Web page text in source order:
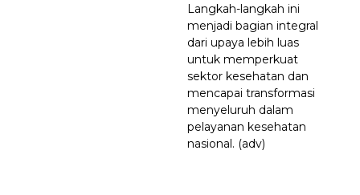
Langkah-langkah ini
menjadi bagian integral
dari upaya lebih luas
untuk memperkuat
sektor kesehatan dan
mencapai transformasi
menyeluruh dalam
pelayanan kesehatan
nasional. (adv)